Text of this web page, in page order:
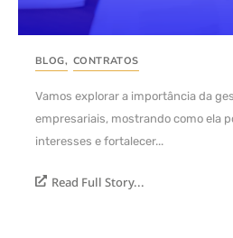
BLOG, CONTRATOS
Vamos explorar a importância da
empresariais, mostrando como ela
interesses e fortalecer...
Read Full Story...